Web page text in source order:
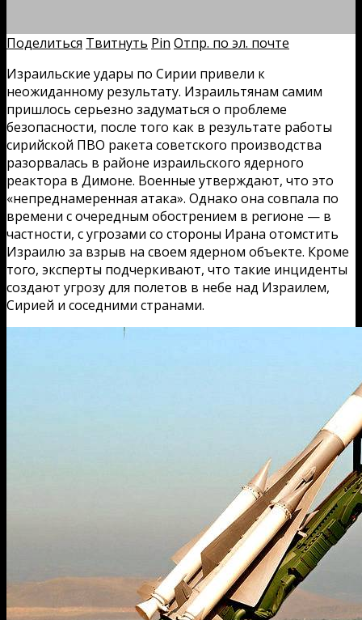
Поделиться Твитнуть Pin Отпр. по эл. почте
Израильские удары по Сирии привели к
неожиданному результату. Израильтянам самим
пришлось серьезно задуматься о проблеме
безопасности, после того как в результате работы
сирийской ПВО ракета советского производства
разорвалась в районе израильского ядерного
реактора в Димоне. Военные утверждают, что это
«непреднамеренная атака». Однако она совпала по
времени с очередным обострением в регионе — в
частности, с угрозами со стороны Ирана отомстить
Израилю за взрыв на своем ядерном объекте. Кроме
того, эксперты подчеркивают, что такие инциденты
создают угрозу для полетов в небе над Израилем,
Сирией и соседними странами.